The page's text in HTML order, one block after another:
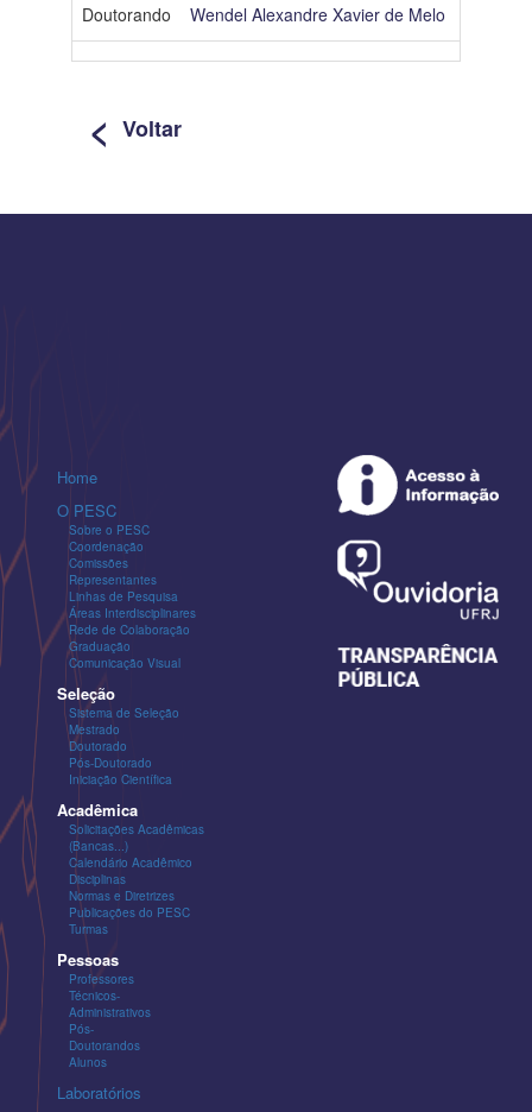
Doutorando Wendel Alexandre Xavier de Melo
< Voltar
Home
O PESC
Sobre o PESC
Coordenação
Comissões
Representantes
Linhas de Pesquisa
Áreas Interdisciplinares
Rede de Colaboração
Graduação
Comunicação Visual
Seleção
Sistema de Seleção
Mestrado
Doutorado
Pós-Doutorado
Iniciação Científica
Acadêmica
Solicitações Acadêmicas
(Bancas...)
Calendário Acadêmico
Disciplinas
Normas e Diretrizes
Publicações do PESC
Turmas
Pessoas
Professores
Técnicos-
Administrativos
Pós-
Doutorandos
Alunos
Laboratórios